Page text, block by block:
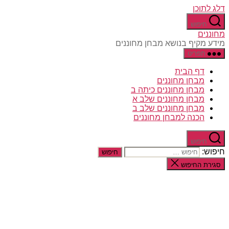
דלג לתוכן
חיפוש
מחוננים
מידע מקיף בנושא מבחן מחוננים
תפריט
דף הבית
מבחן מחוננים
מבחן מחוננים כיתה ב
מבחן מחוננים שלב א
מבחן מחוננים שלב ב
הכנה למבחן מחוננים
חיפוש
חיפוש:
סגירת החיפוש